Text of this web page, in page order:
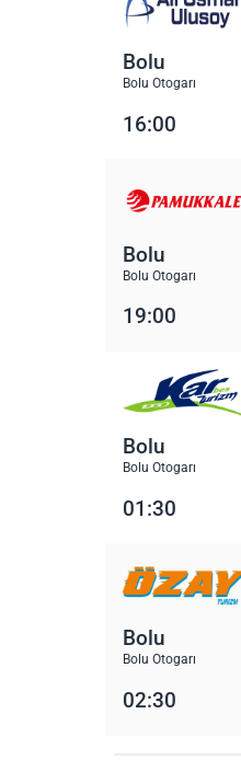
Bolu
Bolu Otogarı
16:00
Bolu
Bolu Otogarı
19:00
Bolu
Bolu Otogarı
01:30
Bolu
Bolu Otogarı
02:30